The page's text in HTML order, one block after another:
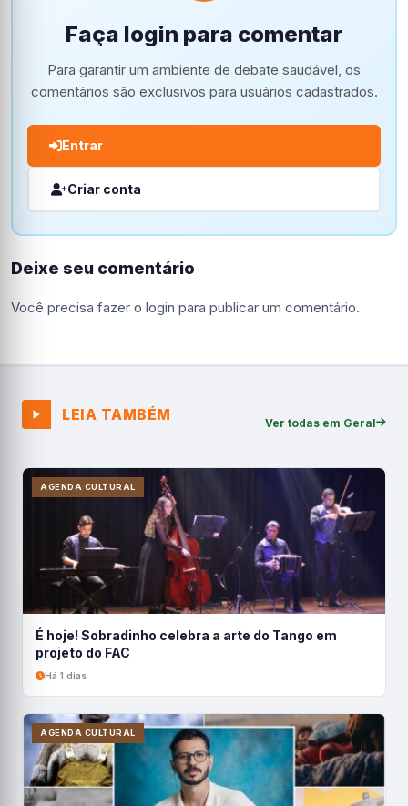
Faça login para comentar
Para garantir um ambiente de debate saudável, os
comentários são exclusivos para usuários cadastrados.
Entrar
Criar conta
Deixe seu comentário
Você precisa fazer o login para publicar um comentário.
LEIA TAMBÉM Ver todas em Geral
AGENDA CULTURAL
É hoje! Sobradinho celebra a arte do Tango em
projeto do FAC
Há 1 dias
AGENDA CULTURAL